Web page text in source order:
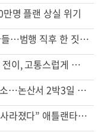
명 플랜 상실 위기
말다툼 중 엄마 흉기 살해한 10대 아들…범행 직후 한 짓 충격
바이든 암 투병 근황…“암이 뼈까지 전이, 고통스럽게 투병 중”
천하람, 현역 의원 최초 신병교육 입소…논산서 2박3일 생활